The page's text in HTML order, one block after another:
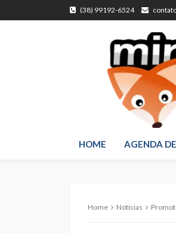
(38) 99192-6524
HOME AGENDA
Home Notícias